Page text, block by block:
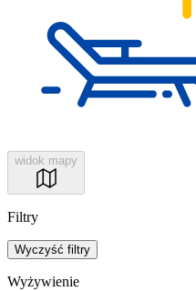
widok mapy
Filtry
Wyczyść filtry
Wyżywienie